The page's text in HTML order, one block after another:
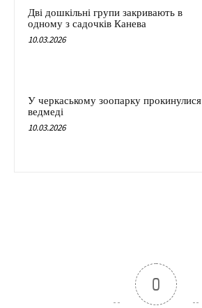
Дві дошкільні групи закривають в
одному з садочків Канева
10.03.2026
У черкаському зоопарку прокинулися
ведмеді
10.03.2026
0